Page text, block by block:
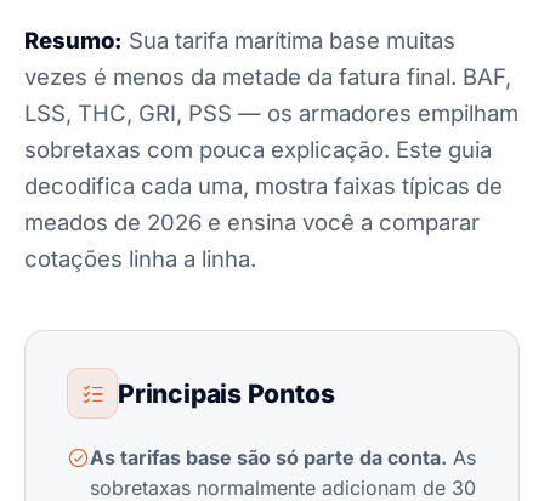
Resumo: Sua tarifa marítima base muitas
vezes é menos da metade da fatura final. BAF,
LSS, THC, GRI, PSS — os armadores empilham
sobretaxas com pouca explicação. Este guia
decodifica cada uma, mostra faixas típicas de
meados de 2026 e ensina você a comparar
cotações linha a linha.
Principais Pontos
As tarifas base são só parte da conta. As
sobretaxas normalmente adicionam de 30